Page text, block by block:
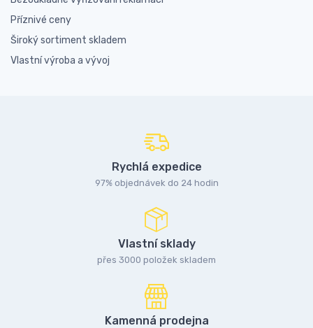
Příznivé ceny
Široký sortiment skladem
Vlastní výroba a vývoj
Rychlá expedice
97% objednávek do 24 hodin
Vlastní sklady
přes 3000 položek skladem
Kamenná prodejna